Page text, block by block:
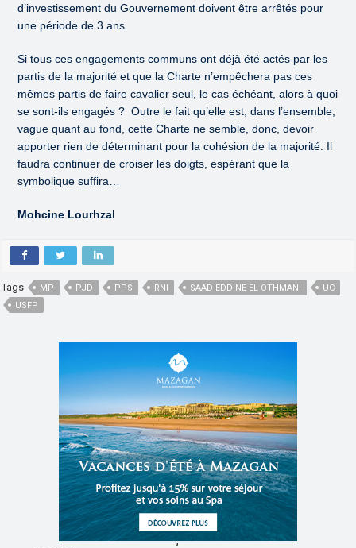
d’investissement du Gouvernement doivent être arrêtés pour
une période de 3 ans.
Si tous ces engagements communs ont déjà été actés par les
partis de la majorité et que la Charte n’empêchera pas ces
mêmes partis de faire cavalier seul, le cas échéant, alors à quoi
se sont-ils engagés ? Outre le fait qu’elle est, dans l’ensemble,
vague quant au fond, cette Charte ne semble, donc, devoir
apporter rien de déterminant pour la cohésion de la majorité. Il
faudra continuer de croiser les doigts, espérant que la
symbolique suffira…
Mohcine Lourhzal
Tags MP PJD PPS RNI SAAD-EDDINE EL OTHMANI
UC
USFP
,,
,,